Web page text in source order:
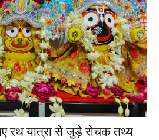
रथ यात्रा से जुड़े रोचक तथ्य